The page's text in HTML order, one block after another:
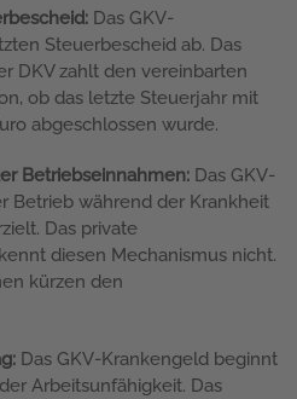
Das GKV-
Steuerbescheid ab. Das
DKV zahlt den vereinbarten
ob das letzte Steuerjahr mit
abgeschlossen wurde.
Betriebseinnahmen: Das GKV-
Betrieb während der Krankheit
Das private
diesen Mechanismus nicht.
kürzen den
Das GKV-Krankengeld beginnt
Arbeitsunfähigkeit. Das